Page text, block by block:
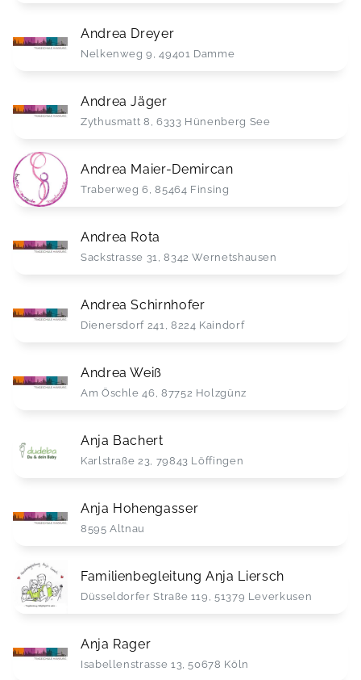
Andrea Dreyer
Nelkenweg 9, 49401 Damme
Andrea Jäger
Zythusmatt 8, 6333 Hünenberg See
Andrea Maier-Demircan
Traberweg 6, 85464 Finsing
Andrea Rota
Sackstrasse 31, 8342 Wernetshausen
Andrea Schirnhofer
Dienersdorf 241, 8224 Kaindorf
Andrea Weiß
Am Öschle 46, 87752 Holzgünz
Anja Bachert
Karlstraße 23, 79843 Löffingen
Anja Hohengasser
8595 Altnau
Familienbegleitung Anja Liersch
Düsseldorfer Straße 119, 51379 Leverkusen
Anja Rager
Isabellenstrasse 13, 50678 Köln